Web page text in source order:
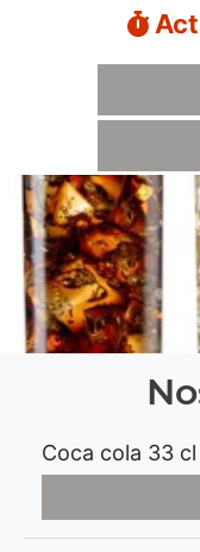
Coca cola 33 cl